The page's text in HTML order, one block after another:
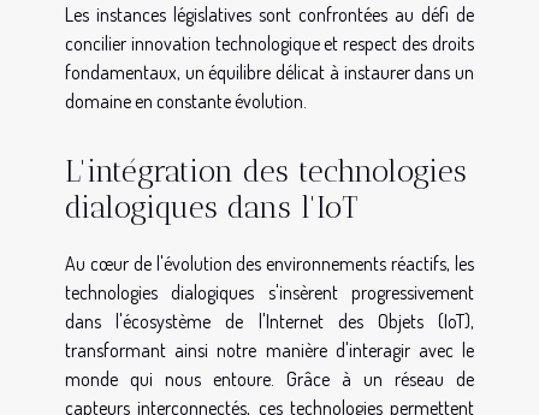
Les instances législatives sont confrontées au défi de
concilier innovation technologique et respect des droits
fondamentaux, un équilibre délicat à instaurer dans un
domaine en constante évolution.
L'intégration des technologies
dialogiques dans l'IoT
Au cœur de l'évolution des environnements réactifs, les
technologies dialogiques s'insèrent progressivement
dans l'écosystème de l'Internet des Objets (IoT),
transformant ainsi notre manière d'interagir avec le
monde qui nous entoure. Grâce à un réseau de
capteurs interconnectés, ces technologies permettent